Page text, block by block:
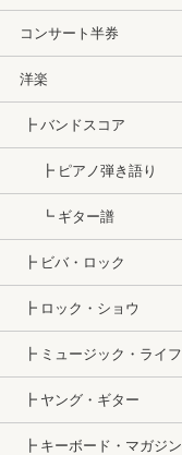
コンサート半券
洋楽
┣ バンドスコア
┣ ピアノ弾き語り
┗ ギター譜
┣ ビバ・ロック
┣ ロック・ショウ
┣ ミュージック・ライフ
┣ ヤング・ギター
┣ キーボード・マガジン